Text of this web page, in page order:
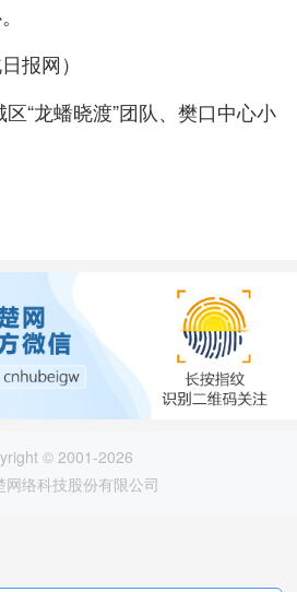
报网）
“龙蟠晓渡”团队、樊口中心小
© 2001-2026
网络科技股份有限公司